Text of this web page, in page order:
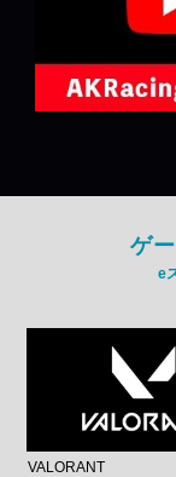
ゲ
e
VALORANT